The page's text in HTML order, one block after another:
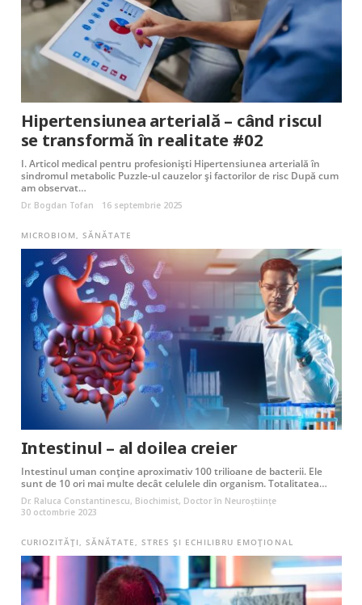
Hipertensiunea arterială – când riscul
se transformă în realitate #02
I. Articol medical pentru profesionişti Hipertensiunea arterială în
sindromul metabolic Puzzle-ul cauzelor și factorilor de risc După cum
am observat…
Dr. Bogdan Tofan 16 septembrie 2025
MICROBIOM, SĂNĂTATE
Intestinul – al doilea creier
Intestinul uman conține aproximativ 100 trilioane de bacterii. Ele
sunt de 10 ori mai multe decât celulele din organism. Totalitatea…
Dr. Raluca Constantinescu, Biochimist, Doctor în Neuroştiinţe
30 octombrie 2023
CURIOZITĂȚI SĂNĂTATE STRES ȘI ECHILIBRU EMOȚIONAL